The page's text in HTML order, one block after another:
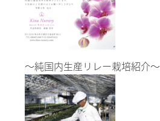
～純国内生産リレー栽培紹介～